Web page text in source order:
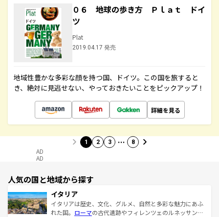
０６ 地球の歩き方 Ｐｌａｔ ドイ
ツ
Plat
2019.04.17 発売
地域性豊かな多彩な顔を持つ国、ドイツ。この国を旅すると
き、絶対に見逃せない、やっておきたいことをピックアップ！
詳細を見る
1 2 3 … 8
AD
AD
人気の国と地域から探す
イタリア
イタリアは歴史、文化、グルメ、自然と多彩な魅力にあふ
れた国。 ローマの古代遺跡やフィレンツェのルネッサンス